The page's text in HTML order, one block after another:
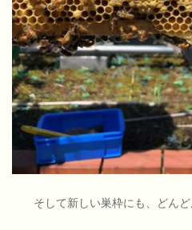
そして新しい巣枠にも、どん